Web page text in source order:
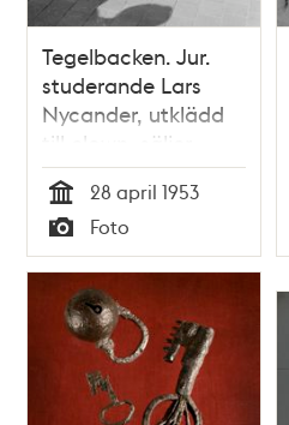
Tegelbacken. Jur.
studerande Lars
Nycander, utklädd
till clown, säljer
nyckelhäfte med
""nycklar"" till
Stockholm.
Nyckelhäftet
innehåller
rabattkuponger till
evenemang vid
Stockholms 700-års
jubileum
Tid
28 april 1953
Typ
Foto